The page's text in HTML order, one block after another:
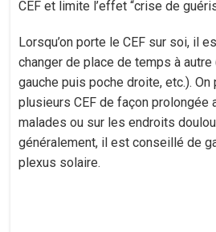
CEF et limite l’effet “crise de
Lorsqu’on porte le CEF sur soi, il
changer de place de temps à
gauche puis poche droite, etc.). On
plusieurs CEF de façon prolongée
malades ou sur les endroits
généralement, il est conseillé de
plexus solaire.